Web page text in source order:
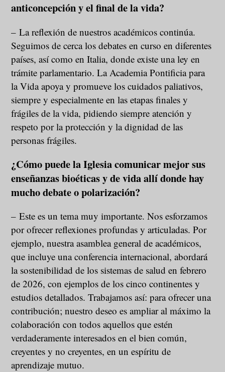
anticoncepción y el final de la vida?
– La reflexión de nuestros académicos continúa.
Seguimos de cerca los debates en curso en diferentes
países, así como en Italia, donde existe una ley en
trámite parlamentario. La Academia Pontificia para
la Vida apoya y promueve los cuidados paliativos,
siempre y especialmente en las etapas finales y
frágiles de la vida, pidiendo siempre atención y
respeto por la protección y la dignidad de las
personas frágiles.
¿Cómo puede la Iglesia comunicar mejor sus
enseñanzas bioéticas y de vida allí donde hay
mucho debate o polarización?
– Este es un tema muy importante. Nos esforzamos
por ofrecer reflexiones profundas y articuladas. Por
ejemplo, nuestra asamblea general de académicos,
que incluye una conferencia internacional, abordará
la sostenibilidad de los sistemas de salud en febrero
de 2026, con ejemplos de los cinco continentes y
estudios detallados. Trabajamos así: para ofrecer una
contribución; nuestro deseo es ampliar al máximo la
colaboración con todos aquellos que estén
verdaderamente interesados en el bien común,
creyentes y no creyentes, en un espíritu de
aprendizaje mutuo.